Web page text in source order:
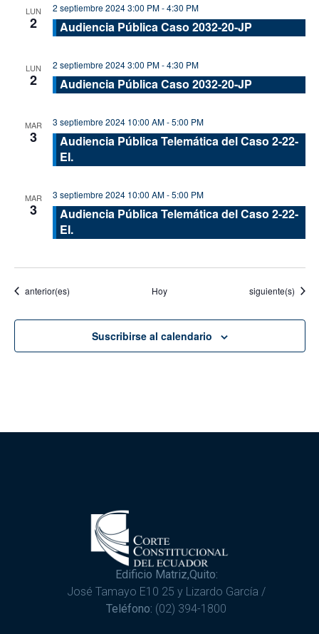
LUN
2
2 septiembre 2024 3:00 PM-4:30 PM
Audiencia Pública Caso 2032-20-JP
LUN
2
2 septiembre 2024 3:00 PM-4:30 PM
Audiencia Pública Caso 2032-20-JP
MAR
3
3 septiembre 2024 10:00 AM-5:00 PM
Audiencia Pública Telemática del Caso 2-22-
EI.
MAR
3
3 septiembre 2024 10:00 AM-5:00 PM
Audiencia Pública Telemática del Caso 2-22-
EI.
Eventos
anterior(es) Hoy Eventos
siguiente(s)
Suscribirse al calendario
Edificio Matriz,Quito:
José Tamayo E10 25 y Lizardo García /
Teléfono: (02) 394-1800